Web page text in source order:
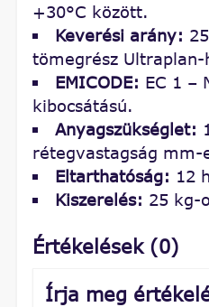
+30°C között.
Keverési arány:
tömegrész Ultraplan-
EMICODE: EC 1 –
kibocsátású.
Anyagszükséglet:
rétegvastagság mm-
Eltarthatóság: 12
Kiszerelés: 25 kg-
Értékelések (0)
Írja meg